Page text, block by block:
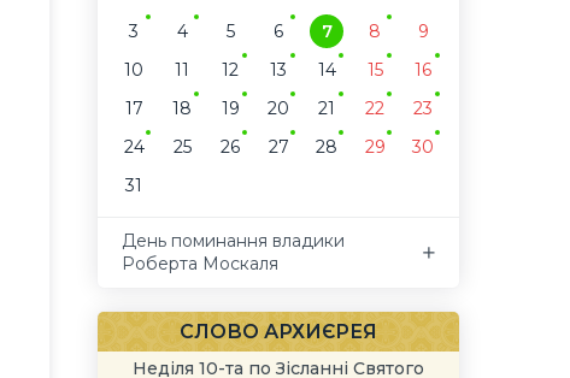
3
4 5 6 7 8
9
10
11 12 13 14 15
16
17
18 19 20 21 22
23
24
25 26 27 28 29
30
31
День поминання владики
Роберта Москаля
СЛОВО АРХИЄРЕЯ
Неділя 10-та по Зісланні Святого